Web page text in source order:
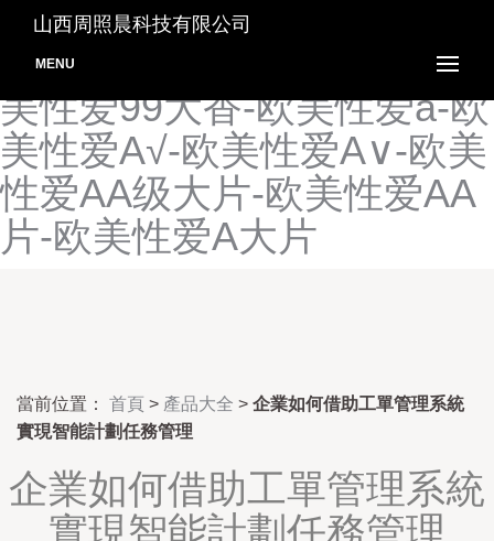
欧美性爱91影音-欧美性爱
91影院-欧美性爱91专区-欧
美性爱99大香-欧美性爱a-欧
美性爱A√-欧美性爱A∨-欧美
性爱AA级大片-欧美性爱AA
片-欧美性爱A大片
山西周照晨科技有限公司
MENU
當前位置： 首頁 > 產品大全 > 企業如何借助工單管理系統
實現智能計劃任務管理
企業如何借助工單管理系統
實現智能計劃任務管理